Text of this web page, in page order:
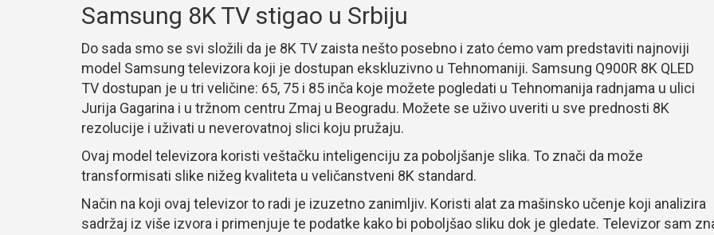
Samsung 8K TV stigao u Srbiju
Do sada smo se svi složili da je 8K TV zaista nešto posebno i zato ćemo vam predstaviti najnoviji
model Samsung televizora koji je dostupan ekskluzivno u Tehnomaniji. Samsung Q900R 8K QLED
TV dostupan je u tri veličine: 65, 75 i 85 inča koje možete pogledati u Tehnomanija radnjama u ulici
Jurija Gagarina i u tržnom centru Zmaj u Beogradu. Možete se uživo uveriti u sve prednosti 8K
rezolucije i uživati u neverovatnoj slici koju pružaju.
Ovaj model televizora koristi veštačku inteligenciju za poboljšanje slika. To znači da može
transformisati slike nižeg kvaliteta u veličanstveni 8K standard.
Način na koji ovaj televizor to radi je izuzetno zanimljiv. Koristi alat za mašinsko učenje koji analizira
sadržaj iz više izvora i primenjuje te podatke kako bi poboljšao sliku dok je gledate. Televizor sam